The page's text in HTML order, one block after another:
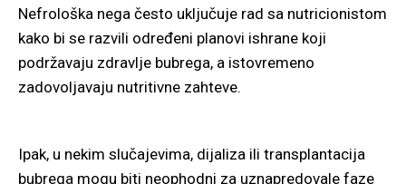
Nefrološka nega često uključuje rad sa nutricionistom
kako bi se razvili određeni planovi ishrane koji
podržavaju zdravlje bubrega, a istovremeno
zadovoljavaju nutritivne zahteve.
Ipak, u nekim slučajevima, dijaliza ili transplantacija
bubrega mogu biti neophodni za uznapredovale faze